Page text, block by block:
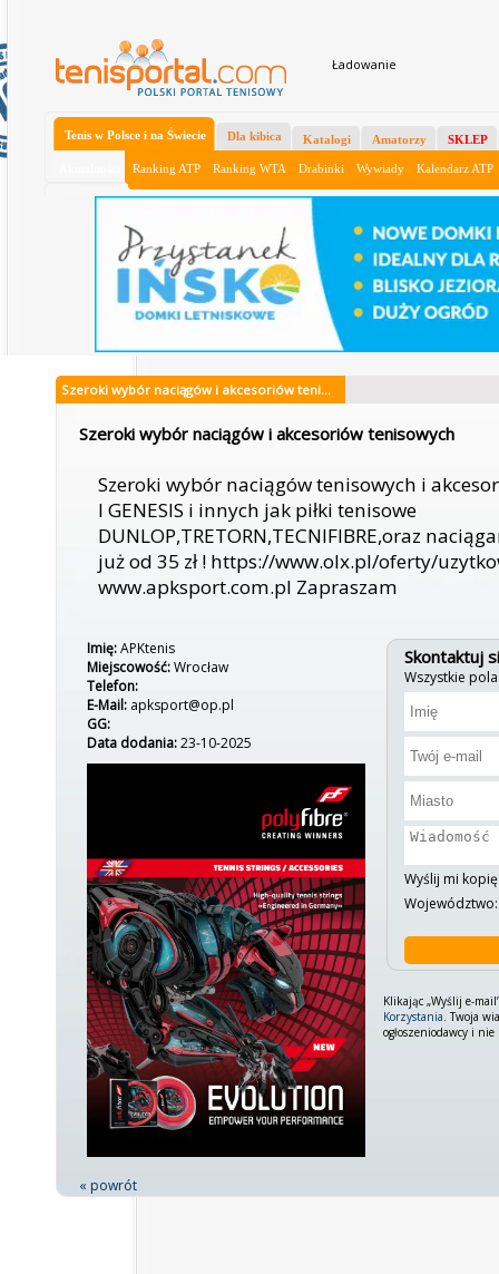
Ładowanie
Tenis w Polsce i na Świecie
Ranking ATP Ranking WTA Drabinki Wywiady Kalendarz ATP
Dla kibica Katalogi Amatorzy SKLEP
Szeroki wybór naciągów i akcesoriów teni...
Szeroki wybór naciągów i akcesoriów tenisowych
Szeroki wybór naciągów tenisowych i
I GENESIS i innych jak piłki tenisowe
DUNLOP,TRETORN,TECNIFIBRE,oraz
już od 35 zł ! https://www.olx.pl/oferty/
www.apksport.com.pl Zapraszam
Imię:APKtenis
Miejscowość:Wrocław
Telefon:
E-Mail: apksport@op.pl
GG:
Data dodania:23-10-2025
Skontaktuj
Wszystkie
Wyślij mi
Województwo:
Klikając „Wyślij e-
Korzystania. Twoja
ogłoszeniodawcy i
« powrót